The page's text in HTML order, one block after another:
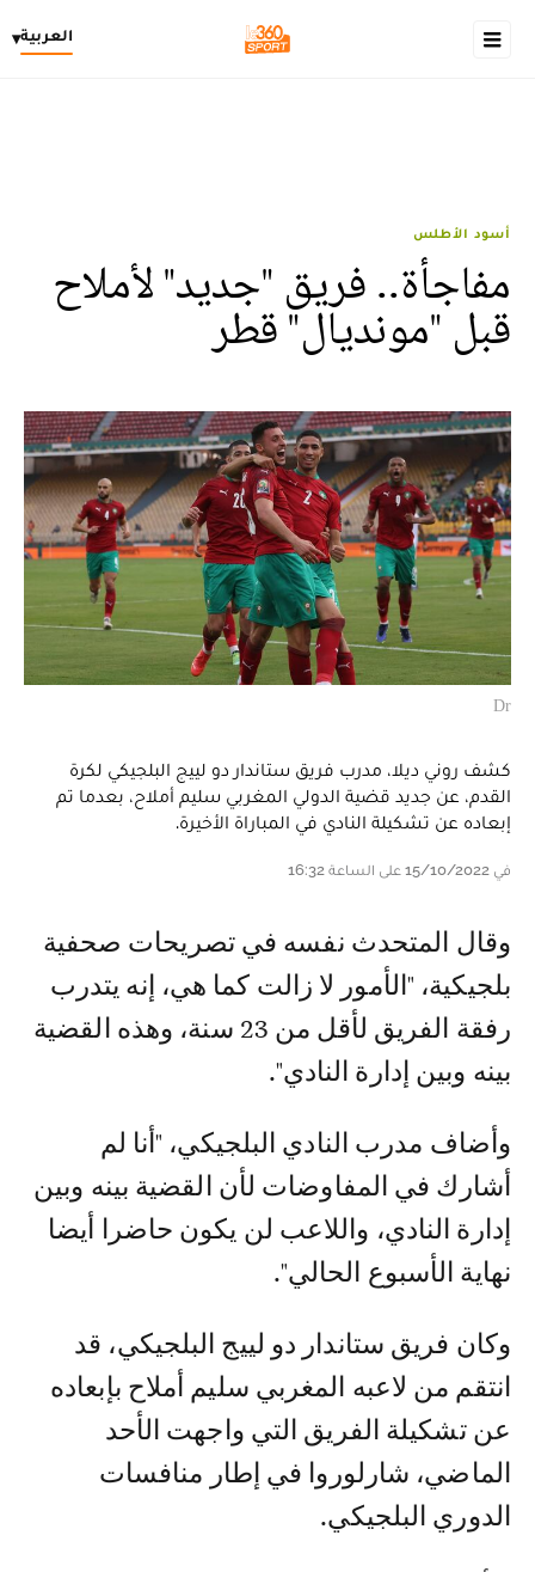
العربية▾
أسود الأطلس
مفاجأة.. فريق "جديد" لأملاح
قبل "مونديال" قطر
Dr
كشف روني ديلا، مدرب فريق ستاندار دو لييج البلجيكي لكرة
القدم، عن جديد قضية الدولي المغربي سليم أملاح، بعدما تم
إبعاده عن تشكيلة النادي في المباراة الأخيرة.
في 15/10/2022 على الساعة 16:32
وقال المتحدث نفسه في تصريحات صحفية
بلجيكية، "الأمور لا زالت كما هي، إنه يتدرب
رفقة الفريق لأقل من 23 سنة، وهذه القضية
بينه وبين إدارة النادي".
وأضاف مدرب النادي البلجيكي، "أنا لم
أشارك في المفاوضات لأن القضية بينه وبين
إدارة النادي، واللاعب لن يكون حاضرا أيضا
نهاية الأسبوع الحالي".
وكان فريق ستاندار دو لييج البلجيكي، قد
انتقم من لاعبه المغربي سليم أملاح بإبعاده
عن تشكيلة الفريق التي واجهت الأحد
الماضي، شارلوروا في إطار منافسات
الدوري البلجيكي.